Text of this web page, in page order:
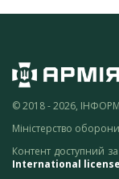
© 2018 - 2026,
Міністерство
Контент доступний за
International license